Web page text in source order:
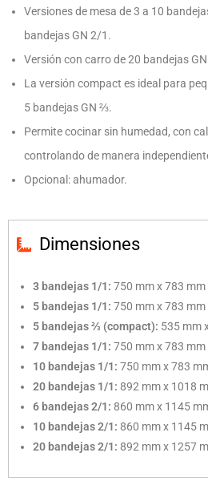
Versiones de mesa de 3 a 10
bandejas GN 2/1.
Versión con carro de 20 bandejas
La versión compact es ideal para
5 bandejas GN ⅔.
Permite cocinar sin humedad, con
controlando de manera
Opcional: ahumador.
Dimensiones
3 bandejas 1/1: 750 mm x 783 mm
5 bandejas 1/1: 750 mm x 783 mm
5 bandejas ⅔ (compact): 535 mm
7 bandejas 1/1: 750 mm x 783 mm
10 bandejas 1/1: 750 mm x 783
20 bandejas 1/1: 892 mm x 1018
6 bandejas 2/1: 860 mm x 1145
10 bandejas 2/1: 860 mm x 1145
20 bandejas 2/1: 892 mm x 1257